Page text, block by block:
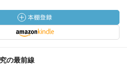
の最前線